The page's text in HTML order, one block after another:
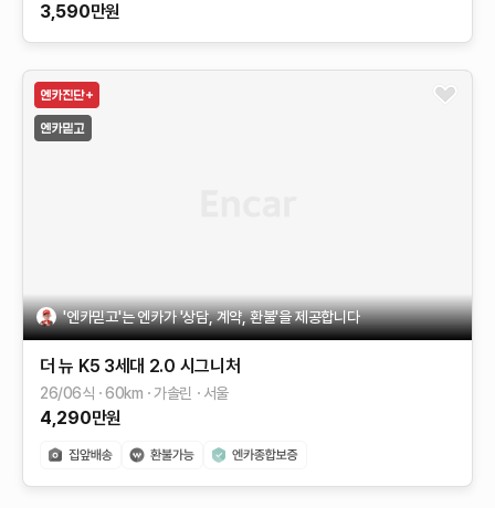
3,590만원
'엔카믿고'는 엔카가 '상담, 계약, 환불'을 제공합니다
더 뉴 K5 3세대 2.0 시그니처
26/06식 60km 가솔린 서울
4,290만원